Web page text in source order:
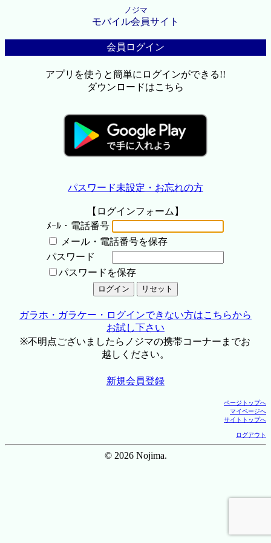
ノジマ
モバイル会員サイト
会員ログイン
アプリを使うと簡単にログインができる!!
ダウンロードはこちら
パスワード未設定・お忘れの方
【ログインフォーム】
ﾒｰﾙ・電話番号
メール・電話番号を保存
パスワード
パスワードを保存
ガラホ・ガラケー・ログインできない方はこちらから
お試し下さい
※不明点ございましたらノジマの携帯コーナーまでお
越しください。
新規会員登録
ページトップへ
マイページへ
サイトトップへ
ログアウト
© 2026 Nojima.